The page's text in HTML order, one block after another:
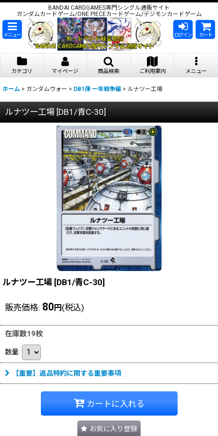
BANDAI CARDGAMES専門シングル通販サイト
ガンダムカードゲーム/ONE PIECEカードゲーム/デジモンカードゲーム
メニュー ログイン カート
カテゴリ マイページ 商品検索 ご利用案内 メニュー
ホーム > ガンダムウォー > DB1弾 一年戦争編 > ルナツー工場
ルナツー工場 [DB1/青C-30]
ルナツー工場 [DB1/青C-30]
販売価格: 80 円 (税込)
在庫数19枚
数量:
【重要】返品特約に関する重要事項
カートに入れる
お気に入り登録